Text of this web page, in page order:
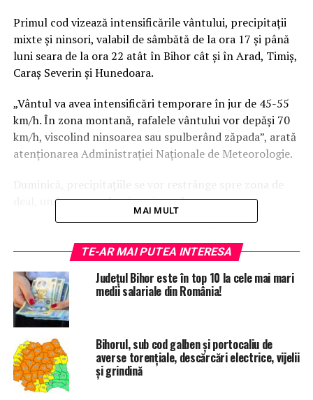
Primul cod vizează intensificările vântului, precipitații
mixte și ninsori, valabil de sâmbătă de la ora 17 și până
luni seara de la ora 22 atât în Bihor cât și în Arad, Timiș,
Caraș Severin și Hunedoara.
„Vântul va avea intensificări temporare în jur de 45-55
km/h. În zona montană, rafalele vântului vor depăşi 70
km/h, viscolind ninsoarea sau spulberând zăpada”, arată
atenționarea Administrației Naționale de Meteorologie.
Duminică, precipitațiile se vor restrânge spre zona de
deal, unde vor predomina ninsorile.
ninsori moderate cantitativ, respectiv la altitudini de
peste 1.700 m intensificări puternice ale vântului și
viscol care vor fi valabile de sâmbătă, ora 18, până luni
dimineața la ora 6.
URMATORUL
Zăpadă prea puțină în Bihor: nu se poate schia în condiții
de siguranță
MAI MULT
TE-AR MAI PUTEA INTERESA
Județul Bihor este în top 10 la cele mai mari
medii salariale din România!
Bihorul, sub cod galben și portocaliu de
averse torenţiale, descărcări electrice, vijelii
și grindină